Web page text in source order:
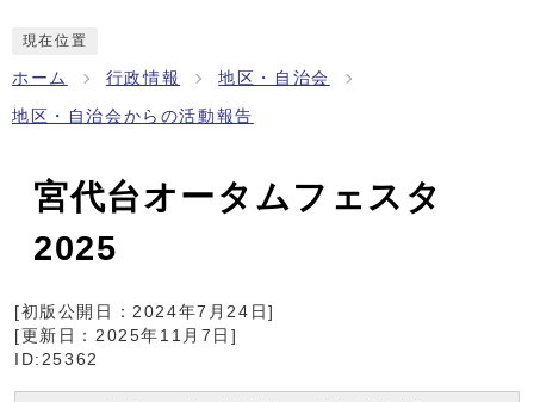
現在位置
ホーム 行政情報 地区・自治会
地区・自治会からの活動報告
宮代台オータムフェスタ
2025
[初版公開日：2024年7月24日]
[更新日： 2025年11月7日 ]
ID:25362